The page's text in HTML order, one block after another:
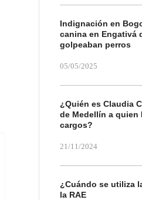
Indignación en
canina en Engativá
golpeaban perros
05/05/2025
¿Quién es Claudia
de Medellín a quien
cargos?
21/11/2024
¿Cuándo se utiliza
la RAE